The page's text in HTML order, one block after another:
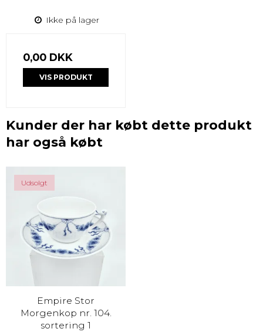
Ikke på lager
0,00 DKK
VIS PRODUKT
Kunder der har købt dette produkt
har også købt
Udsolgt
Empire Stor
Morgenkop nr. 104.
sortering 1